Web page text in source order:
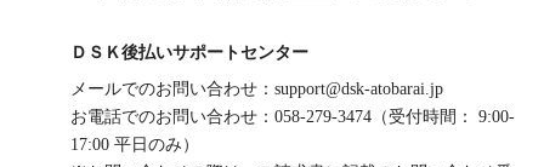
ＤＳＫ後払いサポートセンター
メールでのお問い合わせ：support@dsk-atobarai.jp
お電話でのお問い合わせ：058-279-3474（受付時間： 9:00-
17:00 平日のみ）